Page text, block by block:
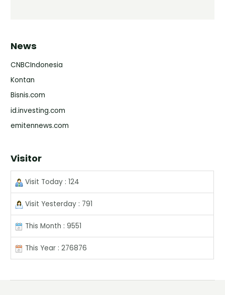
News
CNBCIndonesia
Kontan
Bisnis.com
id.investing.com
emitennews.com
Visitor
Visit Today : 124
Visit Yesterday : 791
This Month : 9551
This Year : 276876